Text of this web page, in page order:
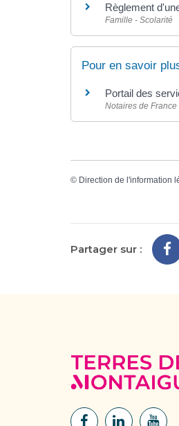
Règlement
Famille - Scolarité
Pour en savoir
Portail des
Notaires de France
© Direction de l'information
Partager sur :